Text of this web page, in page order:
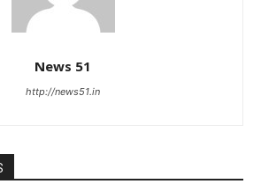
News 51
http://news51.in